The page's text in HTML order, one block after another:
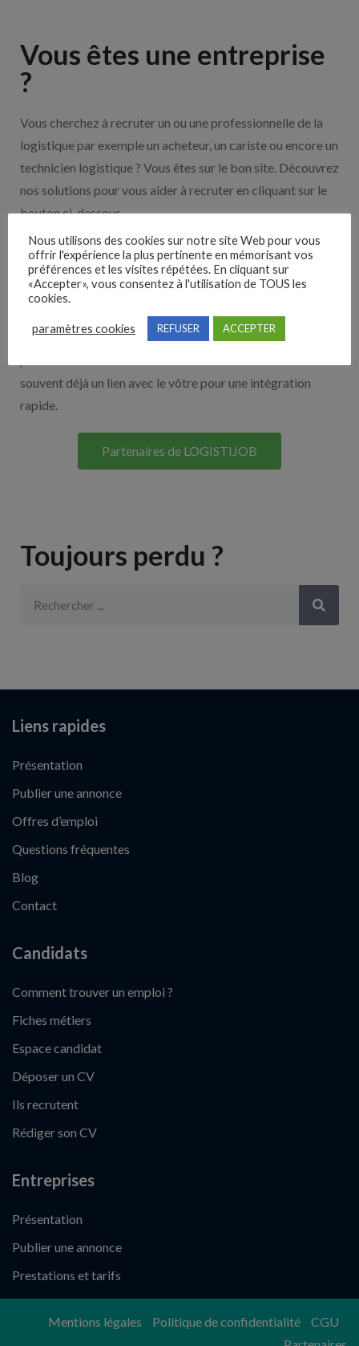
Vous êtes une entreprise
?
Vous cherchez à recruter un ou une professionnelle de la
logistique par exemple un acheteur, un cariste ou encore un
technicien logistique ? Vous êtes sur le bon site. Découvrez
nos solutions pour vous aider à recruter en cliquant sur le
bouton ci-dessous.
Nos solutions entreprises
Découvrez nos partenaires ! Moteurs de recherches,
multidiffuseurs, sites payant… nombreux sont nos
souvent déjà un lien avec le vôtre pour une intégration
rapide.
Partenaires de LOGISTIJOB
Toujours perdu ?
Liens rapides
Présentation
Publier une annonce
Offres d’emploi
Questions fréquentes
Blog
Contact
Candidats
Comment trouver un emploi ?
Fiches métiers
Espace candidat
Déposer un CV
Ils recrutent
Rédiger son CV
Entreprises
Présentation
Publier une annonce
Prestations et tarifs
Mentions légales Politique de confidentialité
CGU
Nous utilisons des cookies sur notre site Web pour vous
offrir l'expérience la plus pertinente en mémorisant vos
préférences et les visites répétées. En cliquant sur
«Accepter», vous consentez à l'utilisation de TOUS les
cookies.
paramètres cookies REFUSER ACCEPTER